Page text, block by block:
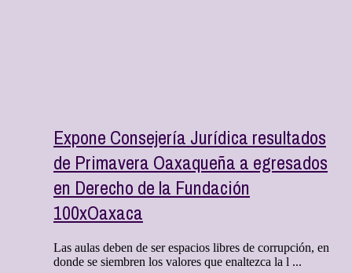
Expone Consejería Jurídica resultados
de Primavera Oaxaqueña a egresados
en Derecho de la Fundación
100xOaxaca
Las aulas deben de ser espacios libres de corrupción, en
donde se siembren los valores que enaltezca la l ...